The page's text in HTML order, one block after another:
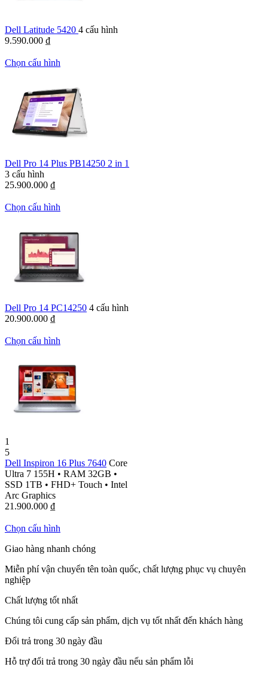
Dell Latitude 5420 4 cấu hình
9.590.000 ₫
Chọn cấu hình
Dell Pro 14 Plus PB14250 2 in 1
3 cấu hình
25.900.000 ₫
Chọn cấu hình
Dell Pro 14 PC14250 4 cấu hình
20.900.000 ₫
Chọn cấu hình
1
5
Dell Inspiron 16 Plus 7640 Core
Ultra 7 155H • RAM 32GB •
SSD 1TB • FHD+ Touch • Intel
Arc Graphics
21.900.000 ₫
Chọn cấu hình
Giao hàng nhanh chóng
Miễn phí vận chuyển tên toàn quốc, chất lượng phục vụ chuyên
nghiệp
Chất lượng tốt nhất
Chúng tôi cung cấp sản phẩm, dịch vụ tốt nhất đến khách hàng
Đổi trả trong 30 ngày đầu
Hỗ trợ đổi trả trong 30 ngày đầu nếu sản phẩm lỗi